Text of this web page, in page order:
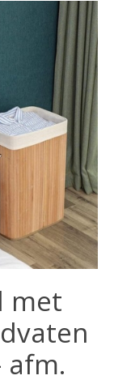
met
afm.